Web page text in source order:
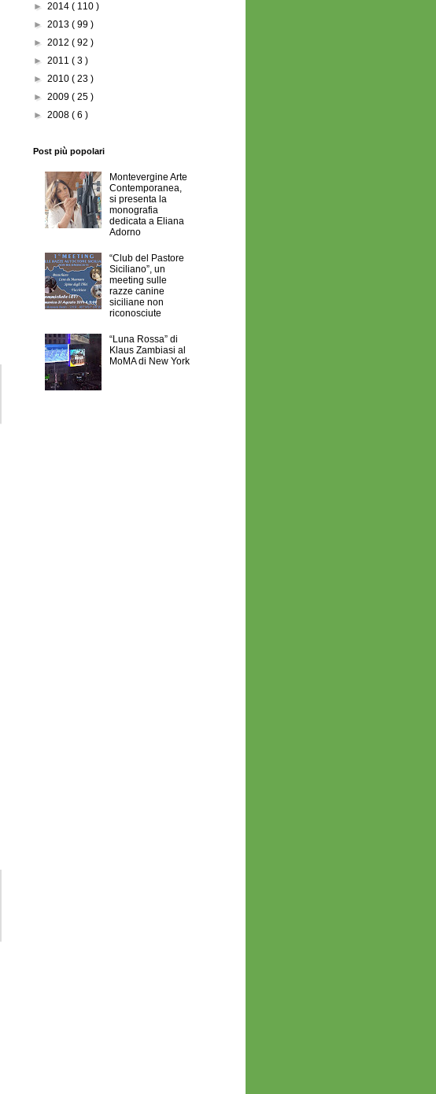
► 2014 ( 110 )
► 2013 ( 99 )
► 2012 ( 92 )
► 2011 ( 3 )
► 2010 ( 23 )
► 2009 ( 25 )
► 2008 ( 6 )
Post più popolari
Montevergine Arte
Contemporanea,
si presenta la
monografia
dedicata a Eliana
Adorno
“Club del Pastore
Siciliano”, un
meeting sulle
razze canine
siciliane non
riconosciute
“Luna Rossa” di
Klaus Zambiasi al
MoMA di New York